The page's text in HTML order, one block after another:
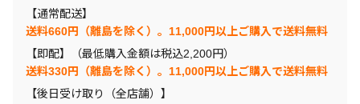
【通常配送】
送料660円（離島を除く）。11,000円以上ご購入で送料無料
【即配】（最低購入金額は税込2,200円）
送料330円（離島を除く）。11,000円以上ご購入で送料無料
【後日受け取り（全店舗）】